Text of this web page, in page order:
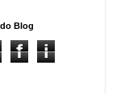
Blog
f
i